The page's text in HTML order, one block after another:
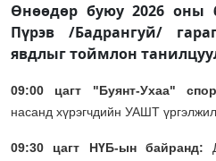
Өнөөдөр буюу 2026 оны
Пүрэв /Бадрангуй/
явдлыг тоймлон
09:00 цагт "Буянт-Ухаа"
насанд хүрэгчдийн УАШТ
09:30 цагт НҮБ-ын байранд: